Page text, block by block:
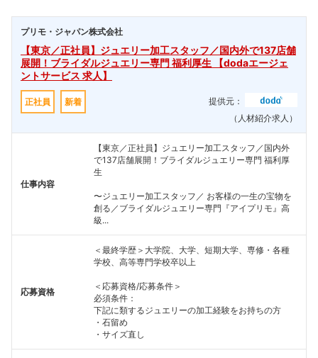
プリモ・ジャパン株式会社
【東京／正社員】ジュエリー加工スタッフ／国内外で137店舗
展開！ブライダルジュエリー専門 福利厚生 【dodaエージェ
ントサービス 求人】
正社員 新着
提供元：
（人材紹介求人）
仕事内容
【東京／正社員】ジュエリー加工スタッフ／国内外
で137店舗展開！ブライダルジュエリー専門 福利厚
生
〜ジュエリー加工スタッフ／ お客様の一生の宝物を
創る／ブライダルジュエリー専門『アイプリモ』高
級...
応募資格
＜最終学歴＞大学院、大学、短期大学、専修・各種
学校、高等専門学校卒以上
＜応募資格/応募条件＞
必須条件：
下記に類するジュエリーの加工経験をお持ちの方
・石留め
・サイズ直し